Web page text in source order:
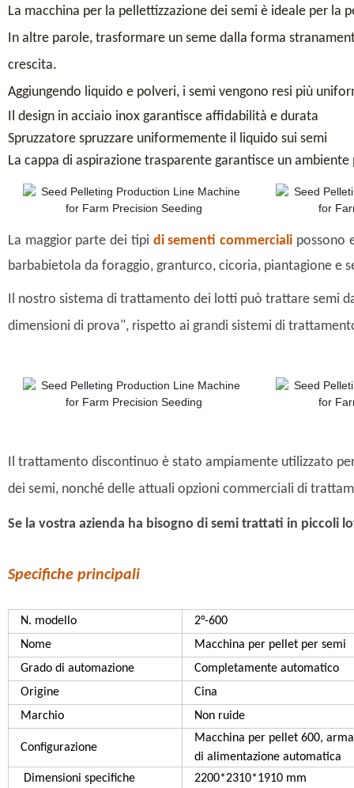
La macchina per la pellettizzazione dei semi è ideale per
In altre parole, trasformare un seme dalla forma
crescita.
Aggiungendo liquido e polveri, i semi vengono resi più
Il design in acciaio inox garantisce affidabilità e durata
Spruzzatore spruzzare uniformemente il liquido sui semi
La cappa di aspirazione trasparente garantisce un
La maggior parte dei tipi di sementi commerciali possono
barbabietola da foraggio, granturco, cicoria, piantagione e
Il nostro sistema di trattamento dei lotti può trattare semi
dimensioni di prova", rispetto ai grandi sistemi di
Il trattamento discontinuo è stato ampiamente utilizzato
dei semi, nonché delle attuali opzioni commerciali di
Se la vostra azienda ha bisogno di semi trattati in piccoli
Specifiche principali
N. modello
2°-600
Nome
Macchina per pellet per semi
Grado di automazione
Completamente automatico
Origine
Cina
Marchio
Non ruide
Configurazione
Macchina per pellet 600,
di alimentazione automatica
Dimensioni specifiche
2200*2310*1910 mm